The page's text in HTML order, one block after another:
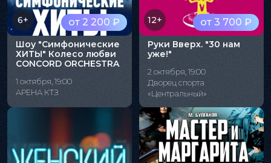
от 2 200 ₽
6+
Шоу "Симфонические
ХИТЫ" Колесо любви
CONCORD ORCHESTRA
1 октября, 19:00
АРЕНА КТЗ
от 3 700 ₽
12+
Руки Вверх. "30 нам
уже!"
2 октября, 19:00
Дворец спорта
«Центральный»